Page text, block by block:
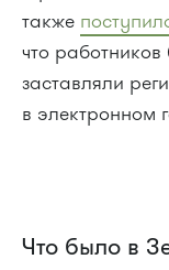
также
что
заставляли
в электронном
Что было в